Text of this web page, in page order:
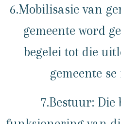
6.Mobilisasie van
gemeente word
begelei tot die
gemeente
7.Bestuur: Die